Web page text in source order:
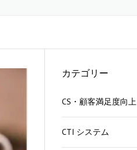
カテゴリー
CS・顧客満足度向上
CTI システム